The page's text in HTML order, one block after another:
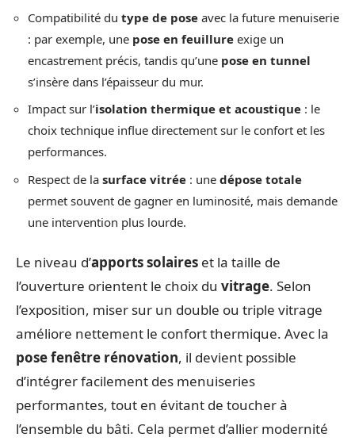
Compatibilité du type de pose avec la future menuiserie
: par exemple, une pose en feuillure exige un
encastrement précis, tandis qu’une pose en tunnel
s’insère dans l’épaisseur du mur.
Impact sur l’isolation thermique et acoustique : le
choix technique influe directement sur le confort et les
performances.
Respect de la surface vitrée : une dépose totale
permet souvent de gagner en luminosité, mais demande
une intervention plus lourde.
Le niveau d’apports solaires et la taille de
l’ouverture orientent le choix du vitrage. Selon
l’exposition, miser sur un double ou triple vitrage
améliore nettement le confort thermique. Avec la
pose fenêtre rénovation, il devient possible
d’intégrer facilement des menuiseries
performantes, tout en évitant de toucher à
l’ensemble du bâti. Cela permet d’allier modernité